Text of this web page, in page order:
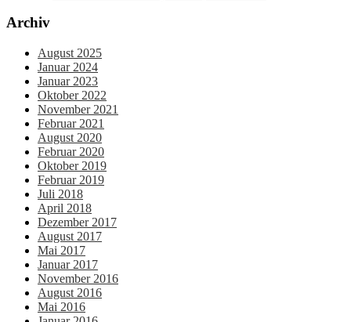
Archiv
August 2025
Januar 2024
Januar 2023
Oktober 2022
November 2021
Februar 2021
August 2020
Februar 2020
Oktober 2019
Februar 2019
Juli 2018
April 2018
Dezember 2017
August 2017
Mai 2017
Januar 2017
November 2016
August 2016
Mai 2016